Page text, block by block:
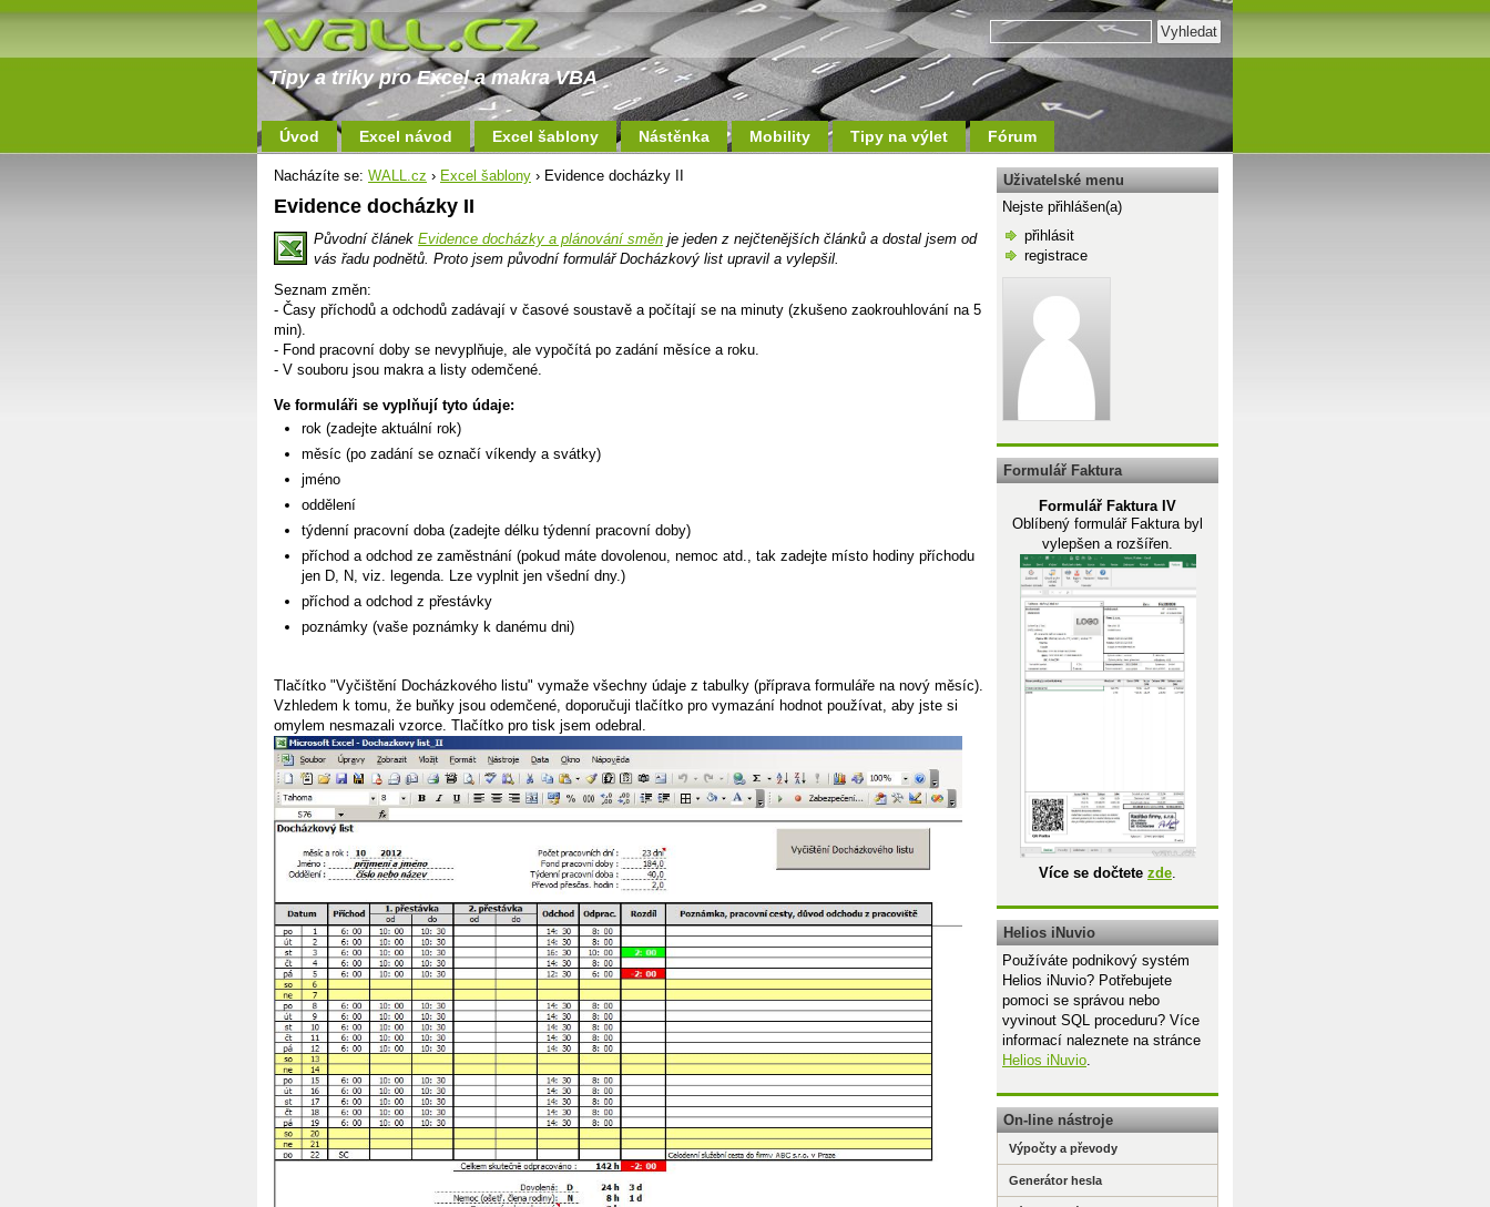
Tipy a triky pro Excel a makra VBA
Úvod Excel návod Excel šablony Nástěnka Mobility Tipy na výlet Fórum
Nacházíte se: WALL.cz › Excel šablony › Evidence docházky II
Evidence docházky II
Původní článek Evidence docházky a plánování směn je jeden z nejčtenějších článků a dostal jsem od
vás řadu podnětů. Proto jsem původní formulář Docházkový list upravil a vylepšil.
Seznam změn:
- Časy příchodů a odchodů zadávají v časové soustavě a počítají se na minuty (zkušeno zaokrouhlování na 5
min).
- Fond pracovní doby se nevyplňuje, ale vypočítá po zadání měsíce a roku.
- V souboru jsou makra a listy odemčené.
Ve formuláři se vyplňují tyto údaje:
rok (zadejte aktuální rok)
měsíc (po zadání se označí víkendy a svátky)
jméno
oddělení
týdenní pracovní doba (zadejte délku týdenní pracovní doby)
příchod a odchod ze zaměstnání (pokud máte dovolenou, nemoc atd., tak zadejte místo hodiny příchodu
jen D, N, viz. legenda. Lze vyplnit jen všední dny.)
příchod a odchod z přestávky
poznámky (vaše poznámky k danému dni)
Tlačítko "Vyčištění Docházkového listu" vymaže všechny údaje z tabulky (příprava formuláře na nový měsíc).
Vzhledem k tomu, že buňky jsou odemčené, doporučuji tlačítko pro vymazání hodnot používat, aby jste si
omylem nesmazali vzorce. Tlačítko pro tisk jsem odebral.
Uživatelské menu
Nejste přihlášen(a)
přihlásit
registrace
Formulář Faktura
Formulář Faktura IV
Oblíbený formulář Faktura byl
vylepšen a rozšířen.
Více se dočtete zde.
Helios iNuvio
Používáte podnikový systém
Helios iNuvio? Potřebujete
pomoci se správou nebo
vyvinout SQL proceduru? Více
informací naleznete na stránce
Helios iNuvio.
On-line nástroje
Výpočty a převody
Generátor hesla